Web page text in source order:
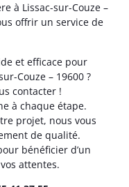
à Lissac-sur-Couze –
offrir un service de
et efficace pour
Couze – 19600 ?
contacter !
à chaque étape.
projet, nous vous
de qualité.
bénéficier d’un
attentes.